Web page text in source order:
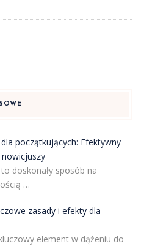
początkujących: Efektywny
doskonały sposób na
…
zasady i efekty dla
element w dążeniu do